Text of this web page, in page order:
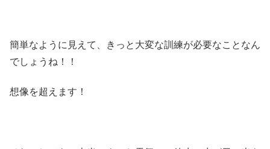
簡単なように見えて、きっと大変な訓練が必要なことなん
でしょうね！！
想像を超えます！